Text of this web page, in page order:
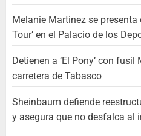
Melanie Martinez se presenta
Tour’ en el Palacio de los
Detienen a ‘El Pony’ con
carretera de Tabasco
Sheinbaum defiende
y asegura que no desfalca al